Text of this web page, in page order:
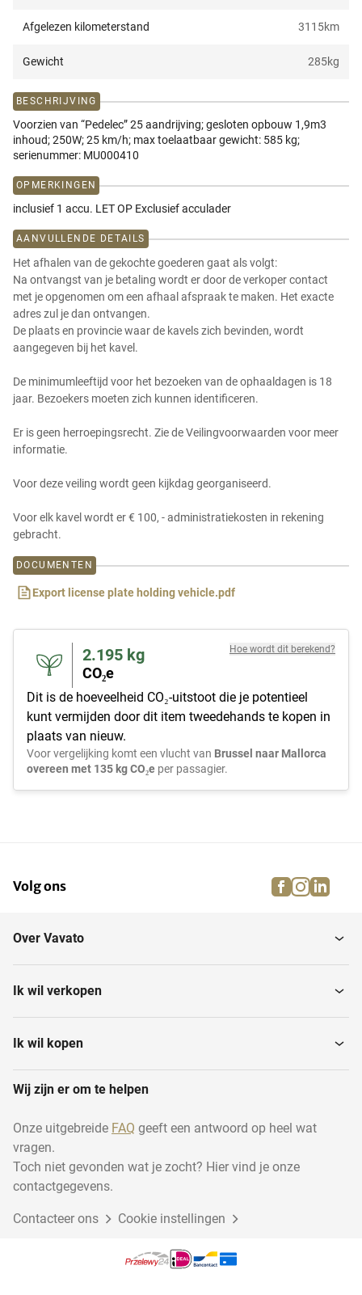
Afgelezen kilometerstand 3115km
Gewicht 285kg
BESCHRIJVING
Voorzien van “Pedelec” 25 aandrijving; gesloten opbouw 1,9m3
inhoud; 250W; 25 km/h; max toelaatbaar gewicht: 585 kg;
serienummer: MU000410
OPMERKINGEN
inclusief 1 accu. LET OP Exclusief acculader
AANVULLENDE DETAILS
Het afhalen van de gekochte goederen gaat als volgt:
Na ontvangst van je betaling wordt er door de verkoper contact
met je opgenomen om een afhaal afspraak te maken. Het exacte
adres zul je dan ontvangen.
De plaats en provincie waar de kavels zich bevinden, wordt
aangegeven bij het kavel.
De minimumleeftijd voor het bezoeken van de ophaaldagen is 18
jaar. Bezoekers moeten zich kunnen identificeren.
Er is geen herroepingsrecht. Zie de Veilingvoorwaarden voor meer
informatie.
Voor deze veiling wordt geen kijkdag georganiseerd.
Voor elk kavel wordt er € 100, - administratiekosten in rekening
gebracht.
DOCUMENTEN
Export license plate holding vehicle.pdf
2.195 kg
CO₂e
Hoe wordt dit berekend?
Dit is de hoeveelheid CO₂-uitstoot die je potentieel
kunt vermijden door dit item tweedehands te kopen in
plaats van nieuw.
Voor vergelijking komt een vlucht van Brussel naar Mallorca
overeen met 135 kg CO₂e per passagier.
Volg ons facebook
Over Vavato
Ik wil verkopen
Ik wil kopen
Wij zijn er om te helpen
Onze uitgebreide FAQ geeft een antwoord op heel wat
vragen.
Toch niet gevonden wat je zocht? Hier vind je onze
contactgegevens.
Contacteer ons Cookie instellingen